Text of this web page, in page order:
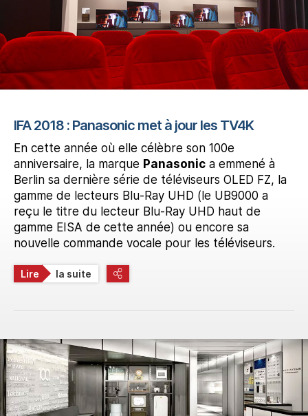
IFA 2018 : Panasonic met à jour les TV4K
En cette année où elle célèbre son 100e
anniversaire, la marque Panasonic a emmené à
Berlin sa dernière série de téléviseurs OLED FZ, la
gamme de lecteurs Blu-Ray UHD (le UB9000 a
reçu le titre du lecteur Blu-Ray UHD haut de
gamme EISA de cette année) ou encore sa
nouvelle commande vocale pour les téléviseurs.
Lire la suite